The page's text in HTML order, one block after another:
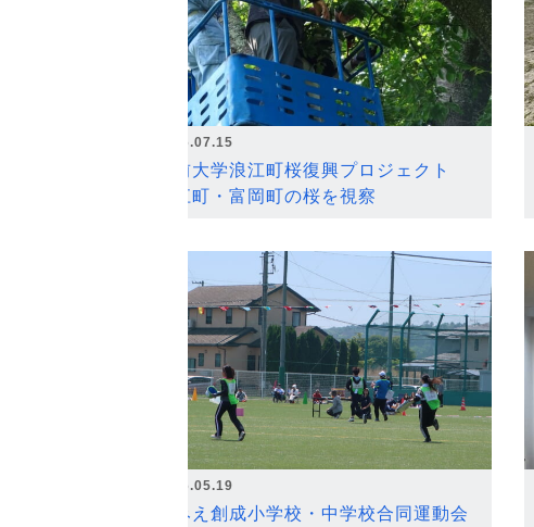
2026.07.15
弘前大学浪江町桜復興プロジェクト
浪江町・富岡町の桜を視察
2026.05.19
なみえ創成小学校・中学校合同運動会